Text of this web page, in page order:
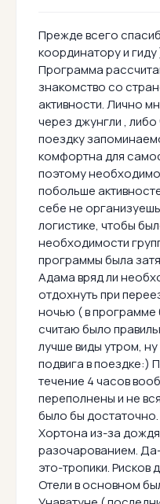
Прежде всего
координатору и
Программа
знакомство со
активности. Лично
через джунгли ,
поездку
комфортна для
поэтому
побольше
себе не
логистике, чтобы
необходимости
программы была
Адама вряд ли
отдохнуть при
ночью ( в программе
считаю было
лучше виды утром,
подвига в поездке:)
течение 4 часов
переполнены и не
было бы
Хортона из-за
разочарованием.
это-тропики. Рисков
Отели в основном